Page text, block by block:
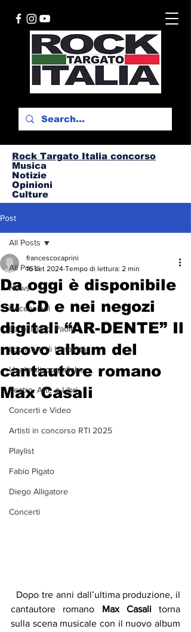
Rock Targato Italia concorso
Musica
Notizie
Opinioni
Culture
Post
All Posts
News
Recensioni
Le visioni di Paolo
I concerti di Umberto
Uscite discografiche
Teatro, Arte e Libri
Concerti e Video
Artisti in concorso RTI 2025
Playlist
Fabio Pigato
Diego Alligatore
Concerti
All Posts
Da oggi è disponibile
su CD e nei negozi
digitali “AR-DENTE” Il
nuovo album del
cantautore romano
Max Casali
francescocaprini
16 set 2024 Tempo di lettura: 2 min
cantautore romano Max Casali torna